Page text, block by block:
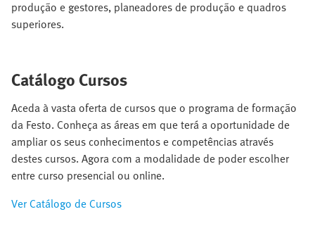
produção e gestores, planeadores de produção e quadros
superiores.
Catálogo Cursos
Aceda à vasta oferta de cursos que o programa de formação
da Festo. Conheça as áreas em que terá a oportunidade de
ampliar os seus conhecimentos e competências através
destes cursos. Agora com a modalidade de poder escolher
entre curso presencial ou online.
Ver Catálogo de Cursos